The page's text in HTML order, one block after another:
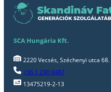
SCA Hungária Kft.
2220 Vecsés, Széchenyi utca 68.
+36 1 290 0487
13475219-2-13